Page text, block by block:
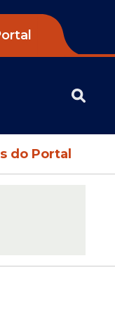
do Portal